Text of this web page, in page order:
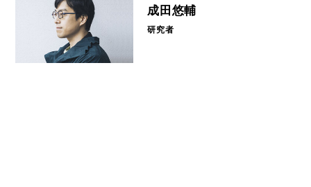
成田悠輔
研究者